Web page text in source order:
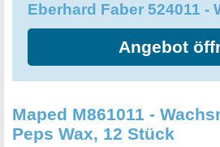
Angebot
Maped M861011 -
Peps Wax, 12 Stück